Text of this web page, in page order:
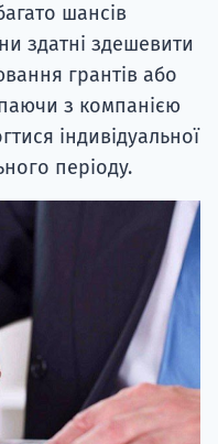
шансів
здатні здешевити
грантів або
з компанією
індивідуальної
періоду.